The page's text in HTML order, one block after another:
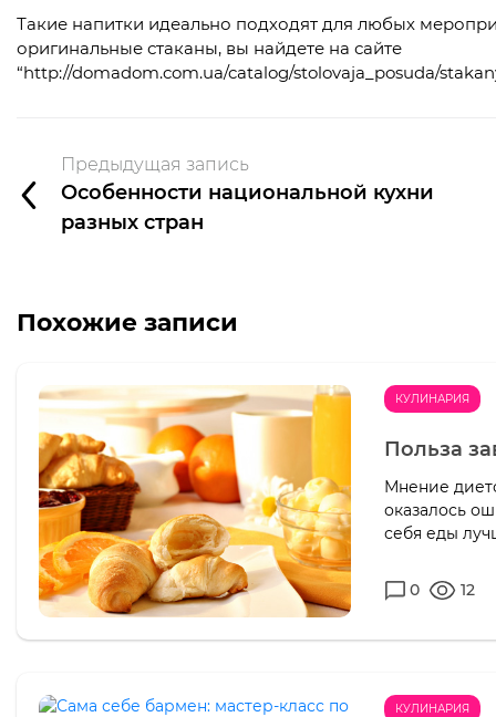
Такие напитки идеально подходят для любых
оригинальные стаканы, вы найдете на сайте
“http://domadom.com.ua/catalog/stolovaja_posuda/
Предыдущая запись
Особенности национальной кухни
разных стран
Похожие записи
КУЛИНАРИЯ
Польза
Мнение
оказалось
себя еды
0 12
КУЛИНАРИЯ